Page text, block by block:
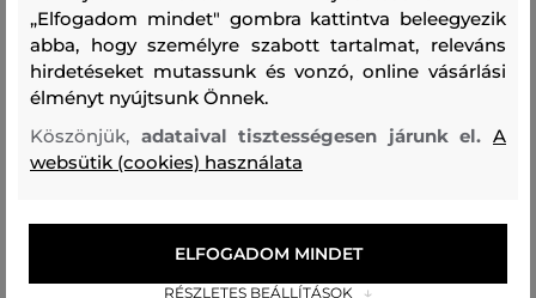
Szezon: FW23
Termék kódja
306620_2M62-623-CC-33-0
Összetétel
felső anyag
100 %
„Elfogadom mindet" gombra kattintva beleegyezik
abba, hogy személyre szabott tartalmat, releváns
hirdetéseket mutassunk és vonzó, online vásárlási
élményt nyújtsunk Önnek.
Köszönjük, adataival tisztességesen járunk el.A
websütik (cookies) használata
RÉSZLETES BEÁLLÍTÁSOK
ELFOGADOM MINDET